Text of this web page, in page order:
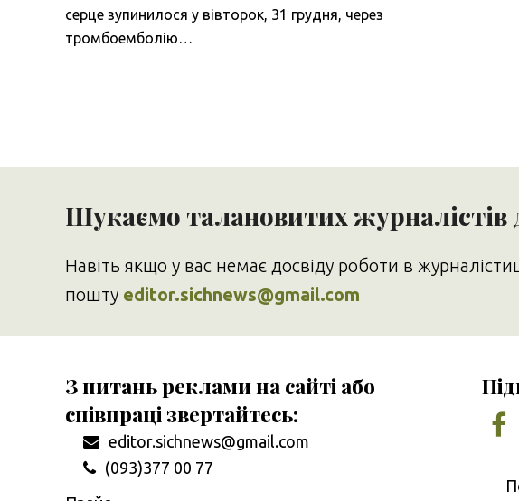
серце зупинилося у вівторок, 31 грудня, через
тромбоемболію…
Шукаємо талановитих журналістів
Навіть якщо у вас немає досвіду роботи в
пошту editor.sichnews@gmail.com
З питань реклами на сайті або
співпраці звертайтесь:
editor.sichnews@gmail.com
(093)377 00 77